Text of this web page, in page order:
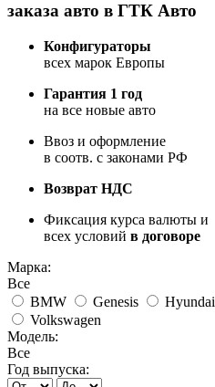
заказа авто в ГТК Авто
Конфигураторы
всех марок Европы
Гарантия 1 год
на все новые авто
Ввоз и оформление
в соотв. с законами РФ
Возврат НДС
Фиксация курса валюты и
всех условий в договоре
Марка:
Все
BMW
Genesis Hyundai
Volkswagen
Модель:
Все
Год выпуска: